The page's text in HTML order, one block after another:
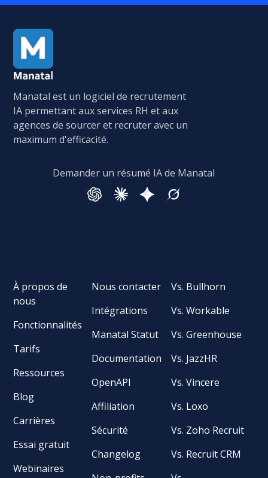
Manatal est un logiciel de recrutement
IA permettant aux services RH et aux
agences de sourcer et recruter avec un
maximum d'efficacité.
Demander un résumé IA de Manatal
À propos de
nous
Fonctionnalités
Tarifs
Ressources
Blog
Carrières
Essai gratuit
Webinaires
Nous contacter
Intégrations
Manatal Statut
Documentation
OpenAPI
Affiliation
Sécurité
Changelog
Vs. Bullhorn
Vs. Workable
Vs. Greenhouse
Vs. JazzHR
Vs. Vincere
Vs. Loxo
Vs. Zoho Recruit
Vs. Recruit CRM